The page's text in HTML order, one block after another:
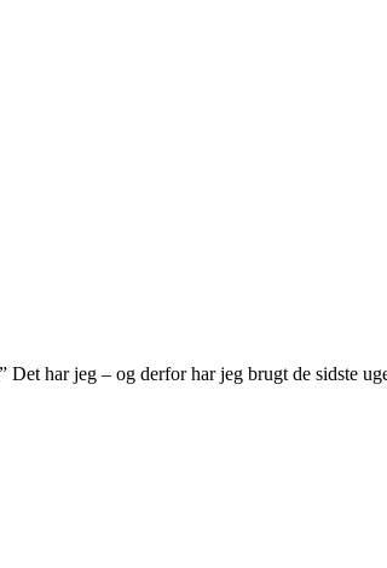
har jeg – og derfor har jeg brugt de sidste